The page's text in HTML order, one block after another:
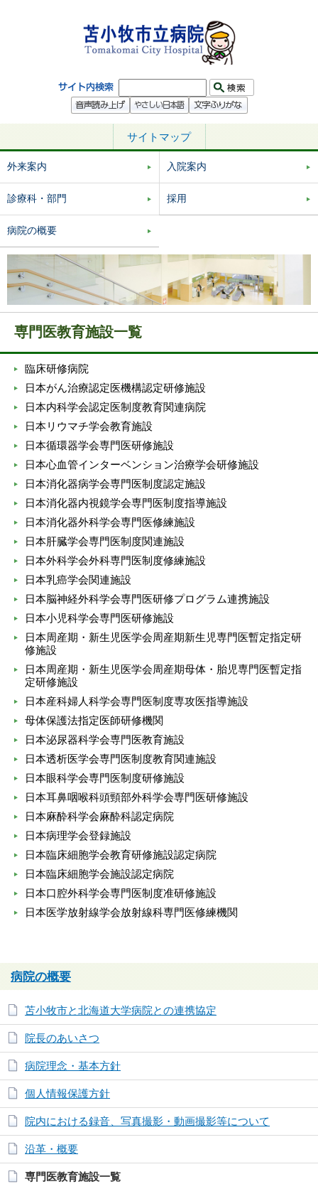
サイトマップ
外来案内 入院案内
診療科・部門 採用
病院の概要
専門医教育施設一覧
臨床研修病院
日本がん治療認定医機構認定研修施設
日本内科学会認定医制度教育関連病院
日本リウマチ学会教育施設
日本循環器学会専門医研修施設
日本心血管インターベンション治療学会研修施設
日本消化器病学会専門医制度認定施設
日本消化器内視鏡学会専門医制度指導施設
日本消化器外科学会専門医修練施設
日本肝臓学会専門医制度関連施設
日本外科学会外科専門医制度修練施設
日本乳癌学会関連施設
日本脳神経外科学会専門医研修プログラム連携施設
日本小児科学会専門医研修施設
日本周産期・新生児医学会周産期新生児専門医暫定指定研
修施設
日本周産期・新生児医学会周産期母体・胎児専門医暫定指
定研修施設
日本産科婦人科学会専門医制度専攻医指導施設
母体保護法指定医師研修機関
日本泌尿器科学会専門医教育施設
日本透析医学会専門医制度教育関連施設
日本眼科学会専門医制度研修施設
日本耳鼻咽喉科頭頸部外科学会専門医研修施設
日本麻酔科学会麻酔科認定病院
日本病理学会登録施設
日本臨床細胞学会教育研修施設認定病院
日本臨床細胞学会施設認定病院
日本口腔外科学会専門医制度准研修施設
日本医学放射線学会放射線科専門医修練機関
病院の概要
苫小牧市と北海道大学病院との連携協定
院長のあいさつ
病院理念・基本方針
個人情報保護方針
院内における録音、写真撮影・動画撮影等について
沿革・概要
専門医教育施設一覧